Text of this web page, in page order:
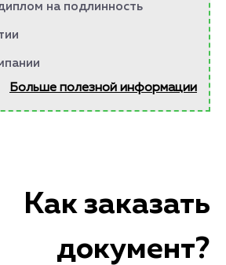
на подлинность
Больше полезной информации
Как заказать
документ?